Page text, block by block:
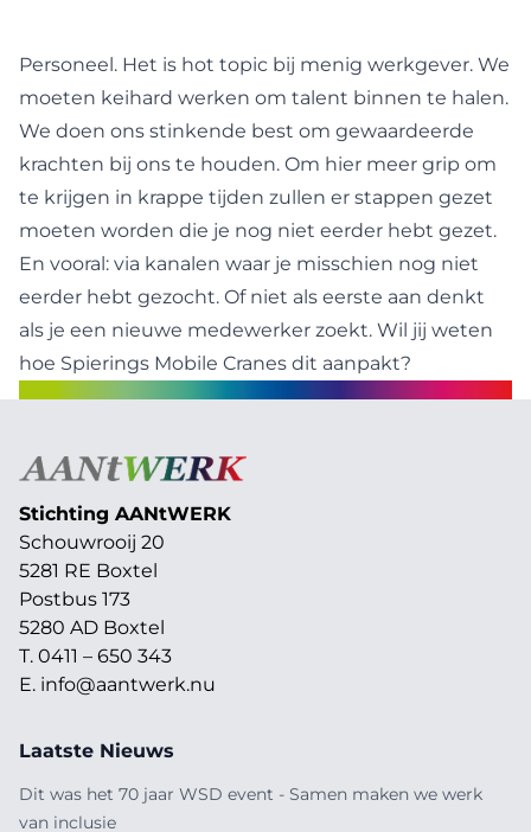
Personeel. Het is hot topic bij menig werkgever. We
moeten keihard werken om talent binnen te halen.
We doen ons stinkende best om gewaardeerde
krachten bij ons te houden. Om hier meer grip om
te krijgen in krappe tijden zullen er stappen gezet
moeten worden die je nog niet eerder hebt gezet.
En vooral: via kanalen waar je misschien nog niet
eerder hebt gezocht. Of niet als eerste aan denkt
als je een nieuwe medewerker zoekt. Wil jij weten
hoe Spierings Mobile Cranes dit aanpakt?
Stichting AANtWERK
Schouwrooij 20
5281 RE Boxtel
Postbus 173
5280 AD Boxtel
T. 0411 – 650 343
E. info@aantwerk.nu
Laatste Nieuws
Dit was het 70 jaar WSD event - Samen maken we werk
van inclusie